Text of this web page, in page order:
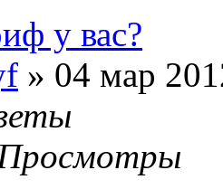
у вас?
» 04 мар